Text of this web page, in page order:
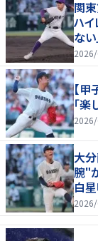
関
ハ
ない
【
「
大
腕"
白